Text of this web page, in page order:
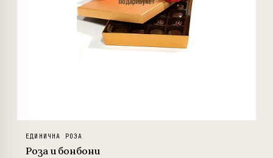
ЕДИНИЧНА РОЗА
Роза и бонбони